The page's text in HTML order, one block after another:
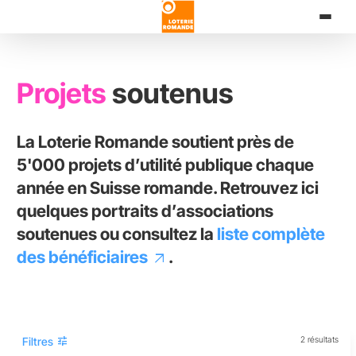
Projetssoutenus
La Loterie Romande soutient près de
5'000 projets d’utilité publique chaque
année en Suisse romande. Retrouvez ici
quelques portraits d’associations
soutenues ou consultez la liste complète
des bénéficiaires
.
Filtres tune 2 résultats